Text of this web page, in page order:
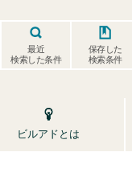
最近
検索した条件
保存した
検索条件
ビルアドとは